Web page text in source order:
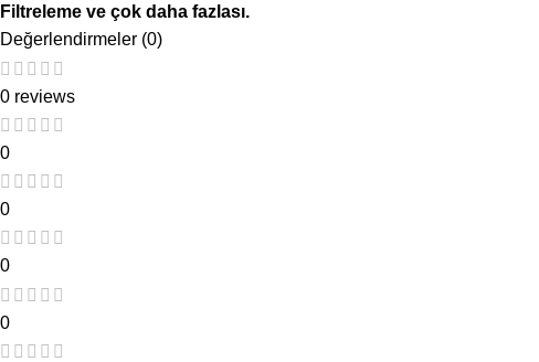
Filtreleme ve çok daha fazlası.
Değerlendirmeler (0)
0 reviews
0
0
0
0